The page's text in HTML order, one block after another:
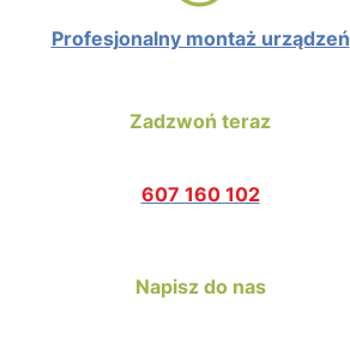
Profesjonalny montaż urządzeń
Zadzwoń teraz
607 160 102
Napisz do nas